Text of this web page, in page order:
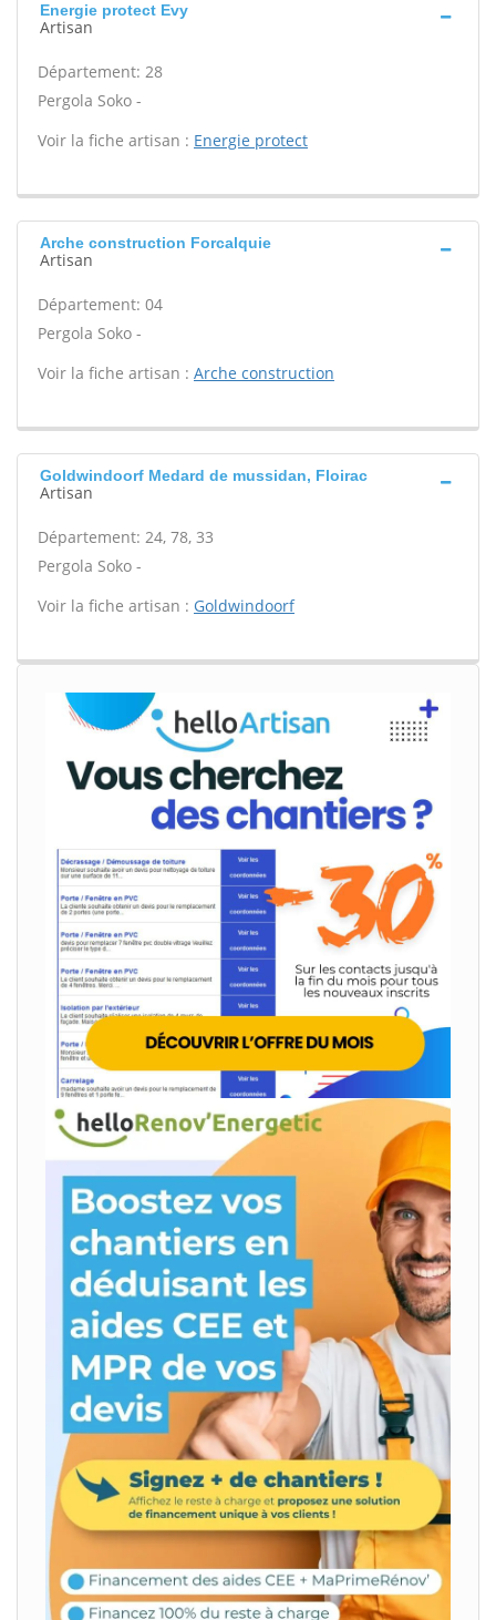
Energie protect Evy
Artisan
Département: 28
Pergola Soko -
Voir la fiche artisan : Energie protect
Arche construction Forcalquie
Artisan
Département: 04
Pergola Soko -
Voir la fiche artisan : Arche construction
Goldwindoorf Medard de mussidan, Floirac
Artisan
Département: 24, 78, 33
Pergola Soko -
Voir la fiche artisan : Goldwindoorf